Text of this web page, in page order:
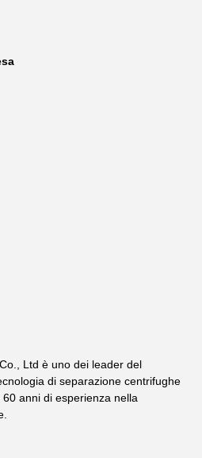
Ltd è uno dei leader del
di separazione centrifughe
anni di esperienza nella